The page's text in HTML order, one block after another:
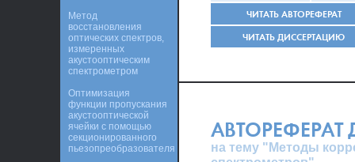
ЧИТАТЬ АВТОРЕФЕРАТ
ЧИТАТЬ ДИССЕРТАЦИЮ
АВТОРЕФЕРАТ
на тему "Методы
Метод
восстановления
оптических спектров,
измеренных
акустооптическим
спектрометром
Оптимизация
функции пропускания
акустооптической
ячейки с помощью
секционированного
пьезопреобразователя